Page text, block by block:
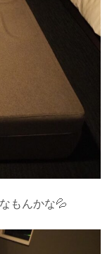
もんかな💦